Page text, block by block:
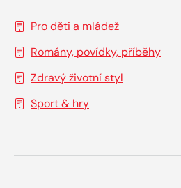
Pro děti a mládež
Romány, povídky, příběhy
Zdravý životní styl
Sport & hry